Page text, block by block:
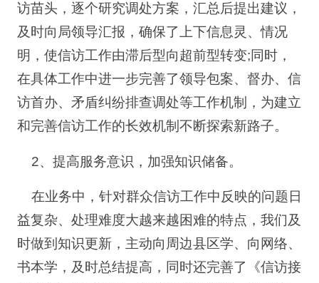
访苗头，逐个研究调处方案，汇总后提出建议，
及时向局领导汇报，确保了上下信息灵、情况
明，使信访工作由滞后型向超前型转变;同时，
在具体工作中进一步完善了领导包案、督办、信
访首办、矛盾纠纷排查调处等工作机制，为建立
和完善信访工作的长效机制不断探索新路子。
2、提高服务意识，加强知识储备。
在业务中，针对群众信访工作中反映的问题日
益复杂、处理难度大越来越困难的特点，我们及
时做到知识更新，主动向周边县区学、向网络、
书本学，及时总结提高，同时还完善了《信访接